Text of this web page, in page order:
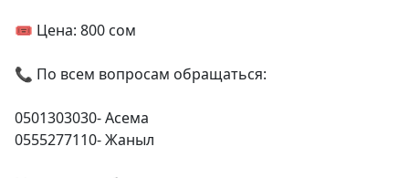
🎟️ Цена: 800 сом
📞 По всем вопросам обращаться:
0501303030- Асема
0555277110- Жаныл